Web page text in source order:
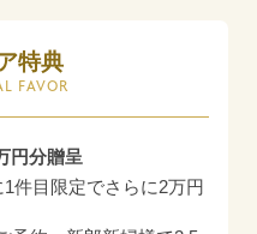
特典
FAVOR
円分贈呈
件目限定でさらに2万円